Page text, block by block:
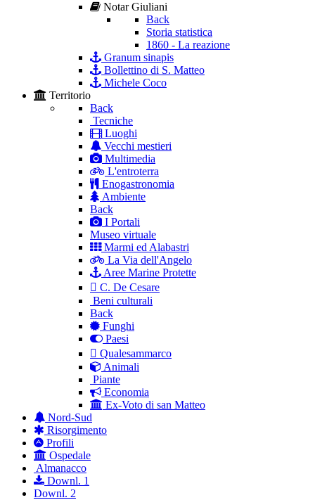
Notar Giuliani
Back
Storia statistica
1860 - La reazione
Granum sinapis
Bollettino di S. Matteo
Michele Coco
Territorio
Back
Tecniche
Luoghi
Vecchi mestieri
Multimedia
L'entroterra
Enogastronomia
Ambiente
Back
I Portali
Museo virtuale
Marmi ed Alabastri
La Via dell'Angelo
Aree Marine Protette
C. De Cesare
Beni culturali
Back
Funghi
Paesi
Qualesammarco
Animali
Piante
Economia
Ex-Voto di san Matteo
Nord-Sud
Risorgimento
Profili
Ospedale
Almanacco
Downl. 1
Downl. 2